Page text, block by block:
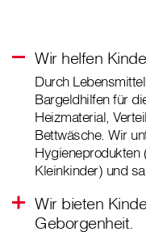
Wir helfen
Durch
Bargeldhilfen für
Heizmaterial,
Bettwäsche. Wir
Hygieneprodukten
Kleinkinder) und
Wir bieten
Geborgenheit.